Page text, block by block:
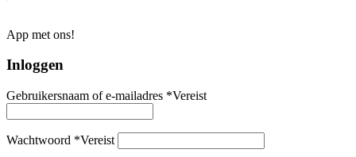
App met ons!
Inloggen
Gebruikersnaam of e-mailadres *Vereist
Wachtwoord *Vereist